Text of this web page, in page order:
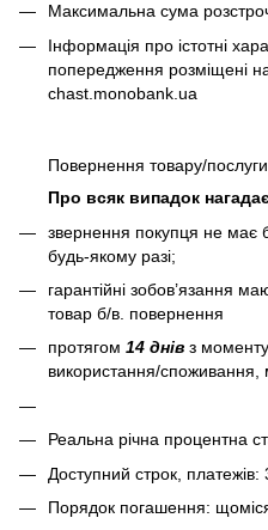
Максимальна сума
Інформація про істотні
попередження розміщені
chast.monobank.ua
Повернення товару/послуги
Про всяк випадок
звернення покупця не має
будь-якому разі;
гарантійні зобов’язання
товар б/в. повернення
протягом 14 днів з моменту
використання/споживання,
Реальна річна процентна
Доступний строк,
Порядок погашення: